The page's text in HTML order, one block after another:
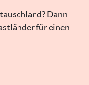
Dann
für einen